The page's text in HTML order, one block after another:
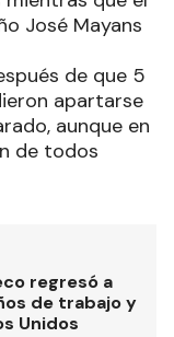
José Mayans
de que 5
apartarse
aunque en
de todos
regresó a
de trabajo y
Unidos